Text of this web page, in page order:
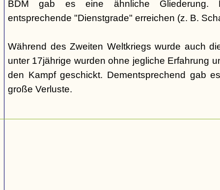
BDM gab es eine ähnliche Gliederung.
entsprechende "Dienstgrade" erreichen (z. B.
Während des Zweiten Weltkriegs wurde auch
unter 17jährige wurden ohne jegliche Erfahrung
den Kampf geschickt. Dementsprechend gab
große Verluste.